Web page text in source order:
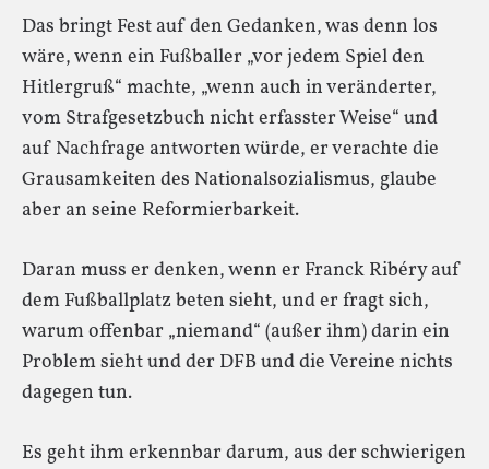
Das bringt Fest auf den Gedanken, was denn los
wäre, wenn ein Fußballer „vor jedem Spiel den
Hitlergruß“ machte, „wenn auch in veränderter,
vom Strafgesetzbuch nicht erfasster Weise“ und
auf Nachfrage antworten würde, er verachte die
Grausamkeiten des Nationalsozialismus, glaube
aber an seine Reformierbarkeit.
Daran muss er denken, wenn er Franck Ribéry auf
dem Fußballplatz beten sieht, und er fragt sich,
warum offenbar „niemand“ (außer ihm) darin ein
Problem sieht und der DFB und die Vereine nichts
dagegen tun.
Es geht ihm erkennbar darum, aus der schwierigen